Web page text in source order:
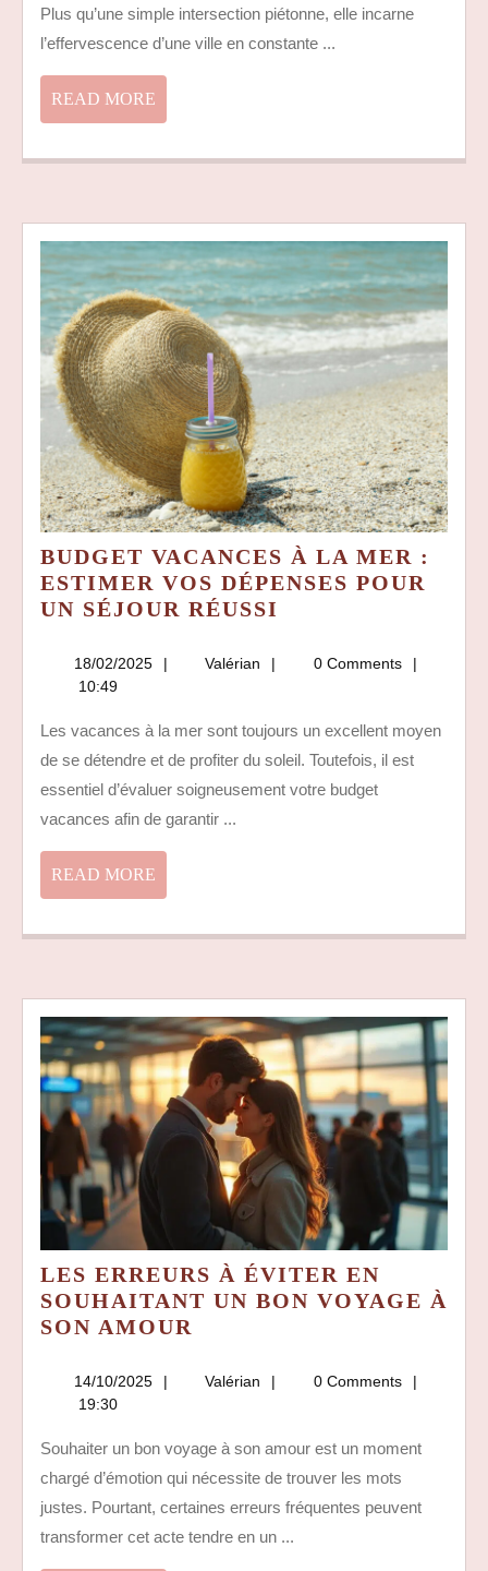
UN
SYMBOLE
Plus qu’une simple intersection piétonne, elle incarne
l’effervescence d’une ville en constante ...
READ MORE
MORE
BUDGET VACANCES À LA MER :
ESTIMER VOS DÉPENSES POUR
UN SÉJOUR RÉUSSI
:
ESTIMER
VOS
18/02/2025 18/02/2025
Valérian Valérian0 Comments
10:49
Les vacances à la mer sont toujours un excellent moyen
de se détendre et de profiter du soleil. Toutefois, il est
essentiel d’évaluer soigneusement votre budget
vacances afin de garantir ...
READ MORE
MORE
LES ERREURS À ÉVITER EN
SOUHAITANT UN BON VOYAGE À
SON AMOUR
À
SOUHAITANT
UN
BON
VOYAGE
14/10/2025 14/10/2025
Valérian Valérian0 Comments
19:30
Souhaiter un bon voyage à son amour est un moment
chargé d’émotion qui nécessite de trouver les mots
justes. Pourtant, certaines erreurs fréquentes peuvent
transformer cet acte tendre en un ...